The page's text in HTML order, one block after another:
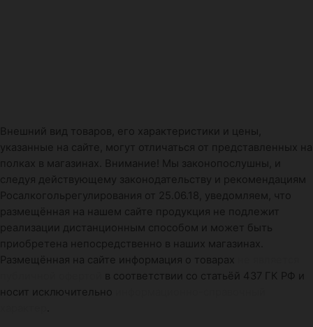
Внешний вид товаров, его характеристики и цены,
указанные на сайте, могут отличаться от представленных на
полках в магазинах. Внимание! Мы законопослушны, и
следуя действующему законодательству и рекомендациям
Росалкогольрегулирования от 25.06.18, уведомляем, что
размещённая на нашем сайте продукция не подлежит
реализации дистанционным способом и может быть
приобретена непосредственно в наших магазинах.
Размещённая на сайте информация о товарах
в соответствии со статьёй 437 ГК РФ и
носит исключительно